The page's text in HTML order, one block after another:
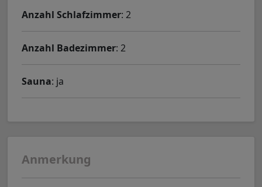
Anzahl Schlafzimmer: 2
Anzahl Badezimmer: 2
Sauna: ja
Anmerkung